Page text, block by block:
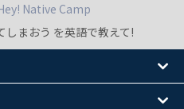
Native Camp
まおう を英語で教えて!